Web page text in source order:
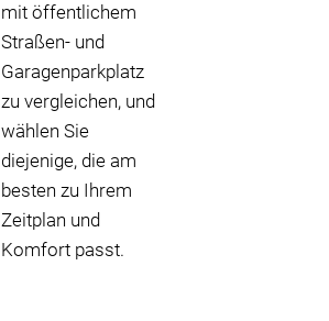
mit öffentlichem
Straßen- und
Garagenparkplatz
zu vergleichen, und
wählen Sie
diejenige, die am
besten zu Ihrem
Zeitplan und
Komfort passt.